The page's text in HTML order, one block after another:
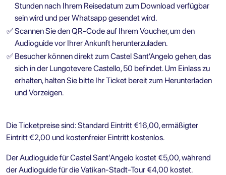
Stunden nach Ihrem Reisedatum zum Download verfügbar
sein wird und per Whatsapp gesendet wird.
✅Scannen Sie den QR-Code auf Ihrem Voucher, um den
Audioguide vor Ihrer Ankunft herunterzuladen.
✅ Besucher können direkt zum Castel Sant’Angelo gehen, das
sich in der Lungotevere Castello, 50 befindet. Um Einlass zu
erhalten, halten Sie bitte Ihr Ticket bereit zum Herunterladen
und Vorzeigen.
Die Ticketpreise sind: Standard Eintritt €16,00, ermäßigter
Eintritt €2,00 und kostenfreier Eintritt kostenlos.
Der Audioguide für Castel Sant'Angelo kostet €5,00, während
der Audioguide für die Vatikan-Stadt-Tour €4,00 kostet.